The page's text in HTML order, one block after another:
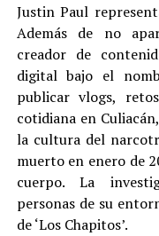
Justin Paul
Además de no
creador de
digital bajo el
publicar vlogs,
cotidiana en
la cultura del
muerto en enero de
cuerpo. La
personas de su
de ‘Los Chapitos’.